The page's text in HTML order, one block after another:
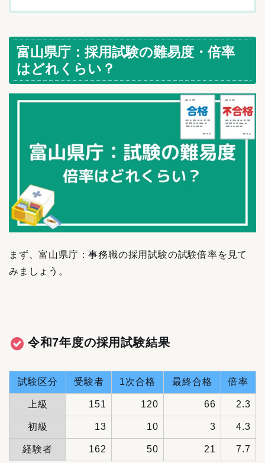
富山県庁：採用試験の難易度・倍率
はどれくらい？
まず、富山県庁：事務職の採用試験の試験倍率を見て
みましょう。
令和7年度の採用試験結果
試験区分 受験者 1次合格 最終合格 倍率
上級 151 120 66 2.3
初級 13 10 3 4.3
経験者 162 50 21 7.7